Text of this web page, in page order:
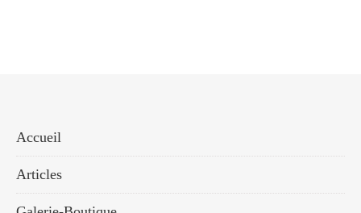
Accueil
Articles